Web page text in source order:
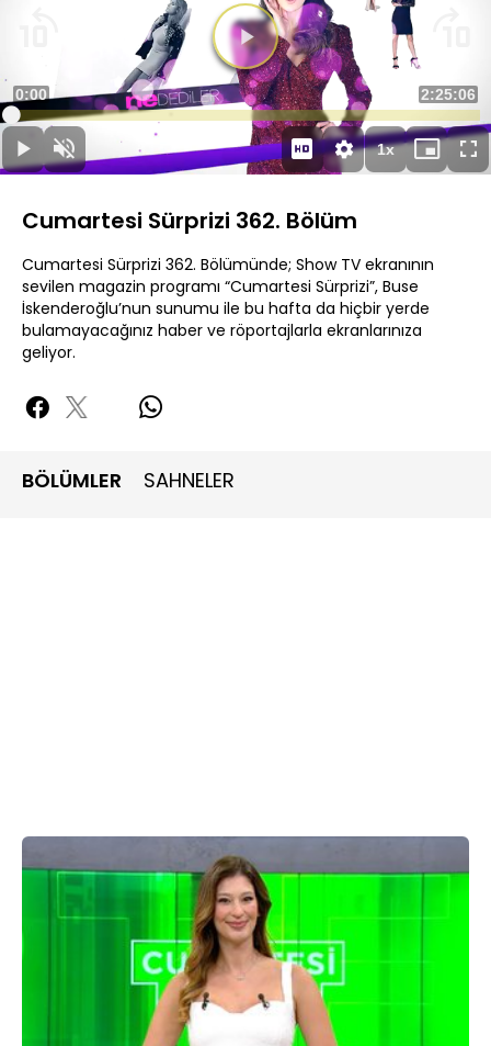
DuraklatSesi
Aç
Süre
0:00 Toplam
Süre
2:25:06
Yüklendi:
0.11%
1xOynatma
Hızı
Mini
oynatıcı
Cumartesi Sürprizi 362. Bölüm
Cumartesi Sürprizi 362. Bölümünde; Show TV ekranının
sevilen magazin programı “Cumartesi Sürprizi”, Buse
İskenderoğlu’nun sunumu ile bu hafta da hiçbir yerde
bulamayacağınız haber ve röportajlarla ekranlarınıza
geliyor.
BÖLÜMLER SAHNELER